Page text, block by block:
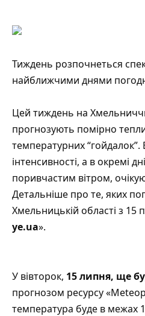
Тиждень розпочнеться
найближчими днями
Цей тиждень на
прогнозують помірно
температурних “гойдалок”.
інтенсивності, а в окремі
поривчастим вітром,
Детальніше про те, яких
Хмельницькій області з 15
ye.ua».
У вівторок, 15 липня, ще
прогнозом ресурсу «
температура буде в межах